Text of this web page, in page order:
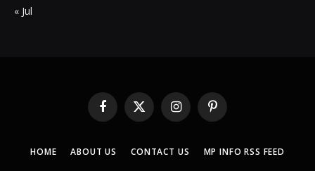
« Jul
Facebook
X
(Twitter)
InstagramPinterest
HOME ABOUT US CONTACT US MP INFO RSS FEED